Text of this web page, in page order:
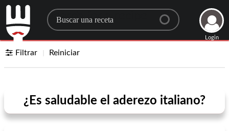
Search for a recipe
Login
Filtrar Reiniciar
¿Es saludable el aderezo italiano?